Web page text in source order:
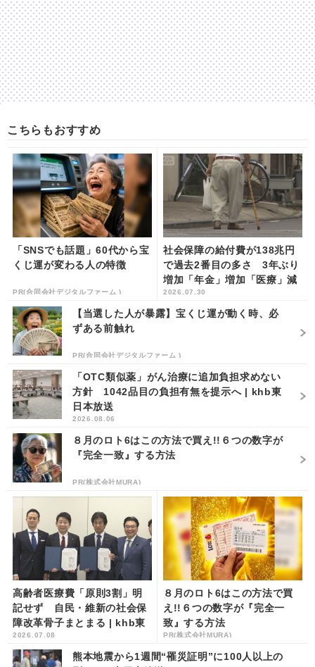
こちらもおすすめ
「SNSでも話題」60代から宝
くじ運が変わる人の特徴
PR(合同会社デジタルファーム )
社会保障の給付費が138兆円
で過去2番目の多さ 3年ぶり
増加「年金」増加「医療」減
少 | khb東日本放送
2026.07.30
【当選した人が暴露】宝くじ運が動く時、必
ずある前触れ
PR(合同会社デジタルファーム )
「OTC類似薬」がん治療に追加負担求めない
方針 1042品目の負担有無を提示へ | khb東
日本放送
2026.08.06
８月のロト6はこの方法で買え!!６つの数字が
『完全一致』する方法
PR(株式会社MURA)
高齢者医療費「原則3割」明
記せず 自民・維新の社会保
障改革骨子まとまる | khb東
日本放送
2026.07.08
８月のロト6はこの方法で買
え!!６つの数字が『完全一
致』する方法
PR(株式会社MURA)
熊本地震から1週間“罹災証明”に100人以上の